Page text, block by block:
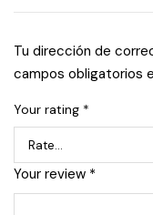
Tu dirección de
campos obligatorios
Your rating *
Your review *